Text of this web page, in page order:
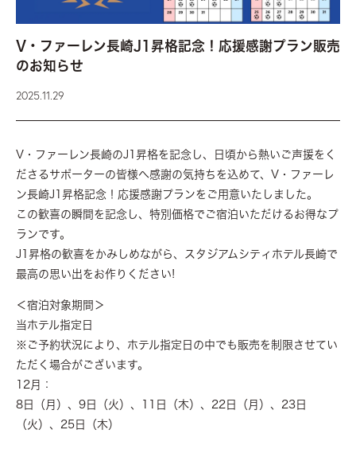
V・ファーレン長崎J1昇格記念！応援感謝プラン販売
のお知らせ
2025.11.29
V・ファーレン長崎のJ1昇格を記念し、日頃から熱いご声援をく
ださるサポーターの皆様へ感謝の気持ちを込めて、V・ファーレ
ン長崎J1昇格記念！応援感謝プランをご用意いたしました。
この歓喜の瞬間を記念し、特別価格でご宿泊いただけるお得なプ
ランです。
J1昇格の歓喜をかみしめながら、スタジアムシティホテル長崎で
最高の思い出をお作りください!
＜宿泊対象期間＞
当ホテル指定日
※ご予約状況により、ホテル指定日の中でも販売を制限させてい
ただく場合がございます。
12月：
8日（月）、9日（火）、11日（木）、22日（月）、23日
（火）、25日（木）